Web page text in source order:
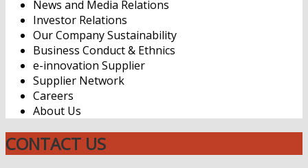
News and Media Relations
Investor Relations
Our Company Sustainability
Business Conduct & Ethnics
e-innovation Supplier
Supplier Network
Careers
About Us
CONTACT US